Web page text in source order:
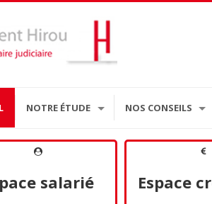
NOTRE ÉTUDE NOS CONSEILS
salarié Espace